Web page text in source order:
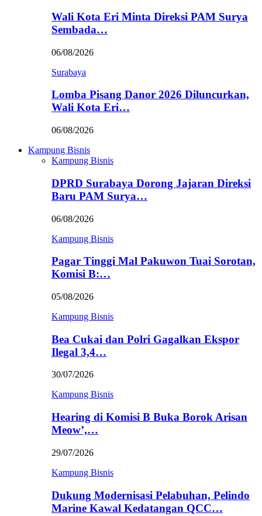
Wali Kota Eri Minta Direksi PAM Surya
Sembada…
06/08/2026
Surabaya
Lomba Pisang Danor 2026 Diluncurkan,
Wali Kota Eri…
06/08/2026
Kampung Bisnis
Kampung Bisnis
DPRD Surabaya Dorong Jajaran Direksi
Baru PAM Surya…
06/08/2026
Kampung Bisnis
Pagar Tinggi Mal Pakuwon Tuai Sorotan,
Komisi B:…
05/08/2026
Kampung Bisnis
Bea Cukai dan Polri Gagalkan Ekspor
Ilegal 3,4…
30/07/2026
Kampung Bisnis
Hearing di Komisi B Buka Borok Arisan
Meow’,…
29/07/2026
Kampung Bisnis
Dukung Modernisasi Pelabuhan, Pelindo
Marine Kawal Kedatangan QCC…